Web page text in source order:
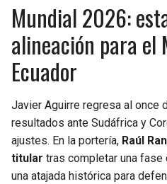
Mundial 2026:
alineación para el
Ecuador
Javier Aguirre regresa al once
resultados ante Sudáfrica y
ajustes. En la portería, Raúl
titular tras completar una
una atajada histórica para